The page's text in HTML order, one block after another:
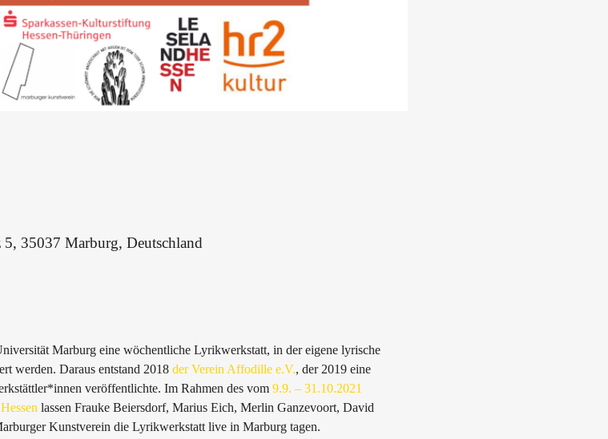
35037 Marburg, Deutschland
Marburg eine wöchentliche Lyrikwerkstatt, in der eigene lyrische
werden. Daraus entstand 2018 der Verein Affodille e.V., der 2019 eine
veröffentlichte. Im Rahmen des vom 9.9. – 31.10.2021
lassen Frauke Beiersdorf, Marius Eich, Merlin Ganzevoort, David
Kunstverein die Lyrikwerkstatt live in Marburg tagen.